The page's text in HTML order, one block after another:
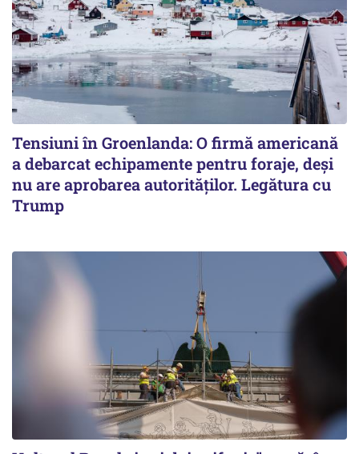
Tensiuni în Groenlanda: O firmă americană
a debarcat echipamente pentru foraje, deși
nu are aprobarea autorităților. Legătura cu
Trump